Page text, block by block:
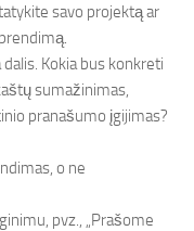
savo projektą ar
dalis. Kokia bus konkreti
sumažinimas,
pranašumo įgijimas?
o ne
pvz., „Prašome